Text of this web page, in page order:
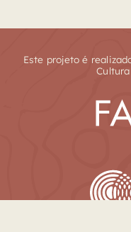
Este projeto é